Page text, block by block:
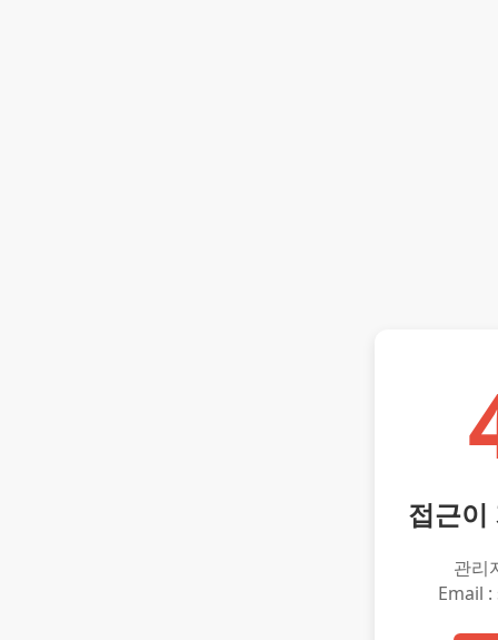
접근이
관리
Email